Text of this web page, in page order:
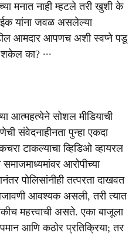
मनात नाही म्‍हटले तरी खुशी के
यांना जवळ असलेल्‍या
आमदार आपणच अशी स्‍वप्‍ने पडू
का? ∙∙∙
आत्महत्येने सोशल मीडियाची
संवेदनाहीनता पुन्हा एकदा
टाकल्याचा व्हिडिओ व्हायरल
आरोपीच्या
पोलिसांनीही तत्परता दाखवत
आवश्यक असली, तरी त्यात
महत्त्वाची असते. एका बाजूला
आणि कठोर प्रतिक्रिया; तर